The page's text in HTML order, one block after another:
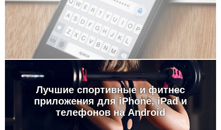
Лучшие спортивные и фитнес
приложения для iPhone, iPad и
телефонов на Android